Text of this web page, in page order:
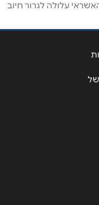
עלולה לגרור חיוב
של